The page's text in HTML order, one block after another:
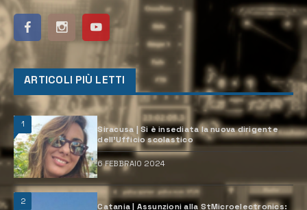
ARTICOLI PIÙ LETTI
1
Siracusa | Si è insediata la nuova dirigente
dell’Ufficio scolastico
6 FEBBRAIO 2024
2
Catania | Assunzioni alla StMicroelectronics: